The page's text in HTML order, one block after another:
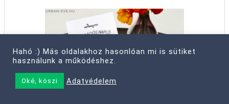
Hahó :) Más oldalakhoz hasonlóan mi is sütiket
használunk a működéshez.
Oké, köszi Adatvédelem